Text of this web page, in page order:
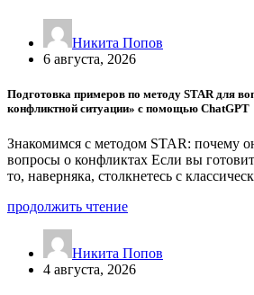
Никита Попов
6 августа, 2026
Подготовка примеров по методу STAR для
конфликтной ситуации» с помощью ChatGPT
Знакомимся с методом STAR: почему
вопросы о конфликтах Если вы
то, наверняка, столкнетесь с
продолжить чтение
Никита Попов
4 августа, 2026